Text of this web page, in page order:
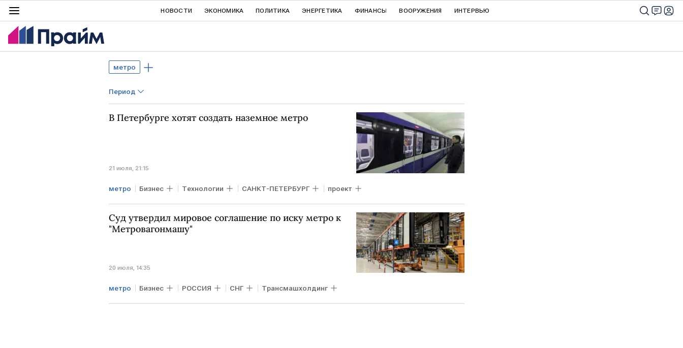
НОВОСТИ ЭКОНОМИКА ПОЛИТИКА ЭНЕРГЕТИКА ФИНАНСЫ ВООРУЖЕНИЯ ИНТЕРВЬЮ
метро
Период
В Петербурге хотят создать наземное метро
21 июля, 21:15
метро Бизнес Технологии САНКТ-ПЕТЕРБУРГ проект
Суд утвердил мировое соглашение по иску метро к
"Метровагонмашу"
20 июля, 14:35
метро Бизнес РОССИЯ СНГ Трансмашхолдинг